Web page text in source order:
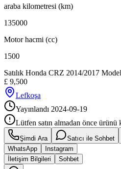
araba kilometresi (km)
135000
Motor hacmi (cc)
1500
Satılık Honda CRZ 2014/2017
£ 9,500
Lefkoşa
Yayınlandı 2024-09-19
Lütfen satın almadan önce ürünü
Şimdi Ara Satıcı ile Sohbet
WhatsApp
Instagram
İletişim Bilgileri
Sohbet